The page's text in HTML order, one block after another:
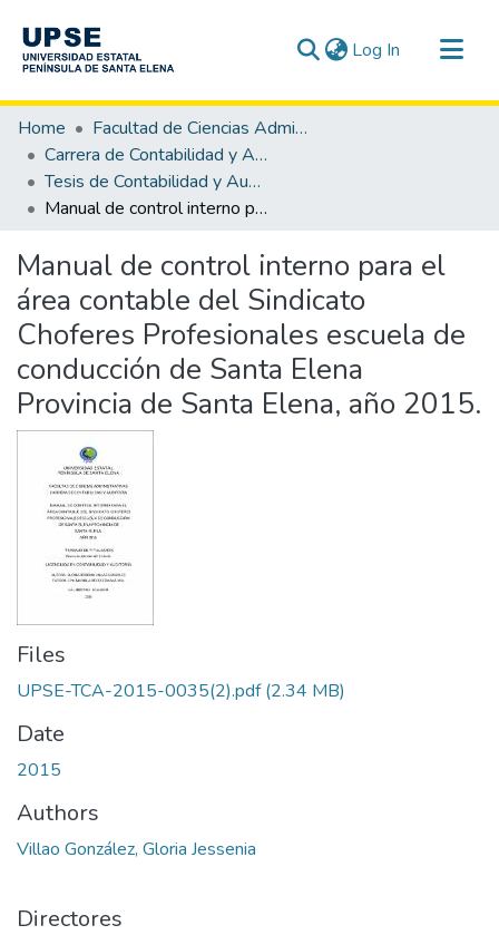
Log In (current)
Communities & Collections
All of DSpace
Statistics
Home
Facultad de Ciencias Administrativas
Carrera de Contabilidad y Auditoría
Tesis de Contabilidad y Auditoría
Manual de control interno para el área contable del Sindicato Choferes Profesionales escuela de conducción de Santa Elena Provincia de Santa Elena, año 2015.
Manual de control interno para el
área contable del Sindicato
Choferes Profesionales escuela de
conducción de Santa Elena
Provincia de Santa Elena, año 2015.
Files
UPSE-TCA-2015-0035(2).pdf(2.34 MB)
Date
2015
Authors
Villao González, Gloria Jessenia
Directores